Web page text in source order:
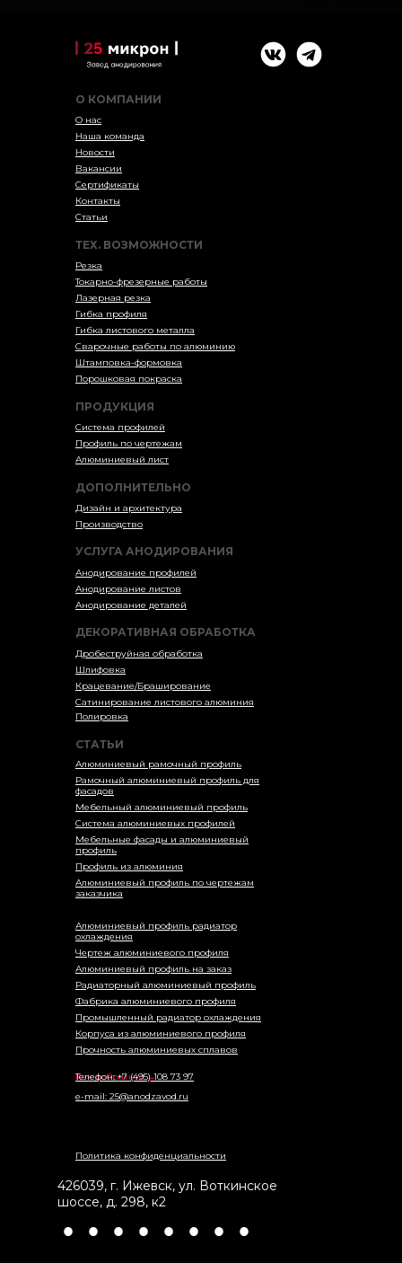
ПРОДУКЦИЯ
Система профилей
Профиль по чертежам
Алюминиевый лист
УСЛУГА АНОДИРОВАНИЯ
Анодирование профилей
Анодирование листов
Анодирование деталей
СТАТЬИ
Алюминиевый рамочный профиль
Система алюминиевых профилей
Профиль из алюминия
Алюминиевый профиль на заказ
Чертеж алюминиевого профиля
Корпуса из алюминиевого профиля
Промышленный радиатор охлаждения
Фабрика алюминиевого профиля
Прочность алюминиевых сплавов
Радиаторный алюминиевый профиль
Алюминиевый профиль радиатор
охлаждения
Алюминиевый профиль по чертежам
заказчика
Мебельные фасады и алюминиевый
профиль
Мебельный алюминиевый профиль
Рамочный алюминиевый профиль для
фасадов
ДОПОЛНИТЕЛЬНО
Дизайн и архитектура
Производство
ТЕХ. ВОЗМОЖНОСТИ
Резка
Токарно-фрезерные работы
Лазерная резка
Гибка профиля
Гибка листового металла
Сварочные работы по алюминию
Штамповка-формовка
Порошковая покраска
Как добраться →
Телефон: +7 (495) 108 73 97
Политика конфиденциальности
e-mail: 25@anodzavod.ru
426039, г. Ижевск, ул. Воткинское
шоссе, д. 298, к2
• • • • • • • •
ДЕКОРАТИВНАЯ ОБРАБОТКА
Дробеструйная обработка
Шлифовка
Сатинирование листового алюминия
Крацевание/Браширование
Полировка
О КОМПАНИИ
О нас
Наша команда
Новости
Вакансии
Сертификаты
Контакты
Статьи